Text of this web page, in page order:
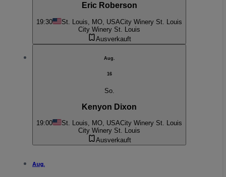
Eric Roberson
19:30 St. Louis, MO, USACity Winery St. Louis
City Winery St. Louis
Ausverkauft
Aug.
16
So.
Kenyon Dixon
19:00 St. Louis, MO, USACity Winery St. Louis
City Winery St. Louis
Ausverkauft
Aug.